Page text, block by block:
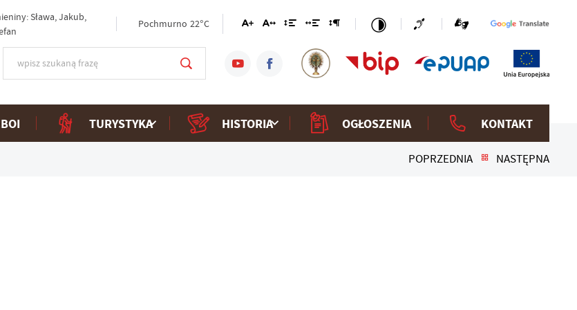
Sława, Jakub,
Pochmurno 22°C
TURYSTYKA HISTORIA OGŁOSZENIA KONTAKT
POPRZEDNIA NASTĘPNA